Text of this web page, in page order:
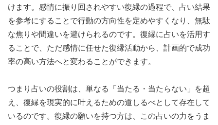
けます。感情に振り回されやすい復縁の過程で、占い結果
を参考にすることで行動の方向性を定めやすくなり、無駄
な焦りや間違いを避けられるのです。復縁に占いを活用す
ることで、ただ感情に任せた復縁活動から、計画的で成功
率の高い方法へと変わることができます。
つまり占いの役割は、単なる「当たる・当たらない」を超
え、復縁を現実的に叶えるための道しるべとして存在して
いるのです。復縁の願いを持つ方は、この占いの力をうま